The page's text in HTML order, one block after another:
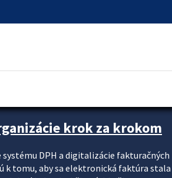
krok za krokom
DPH a digitalizácie fakturačných
k tomu, aby sa elektronická faktúra stala